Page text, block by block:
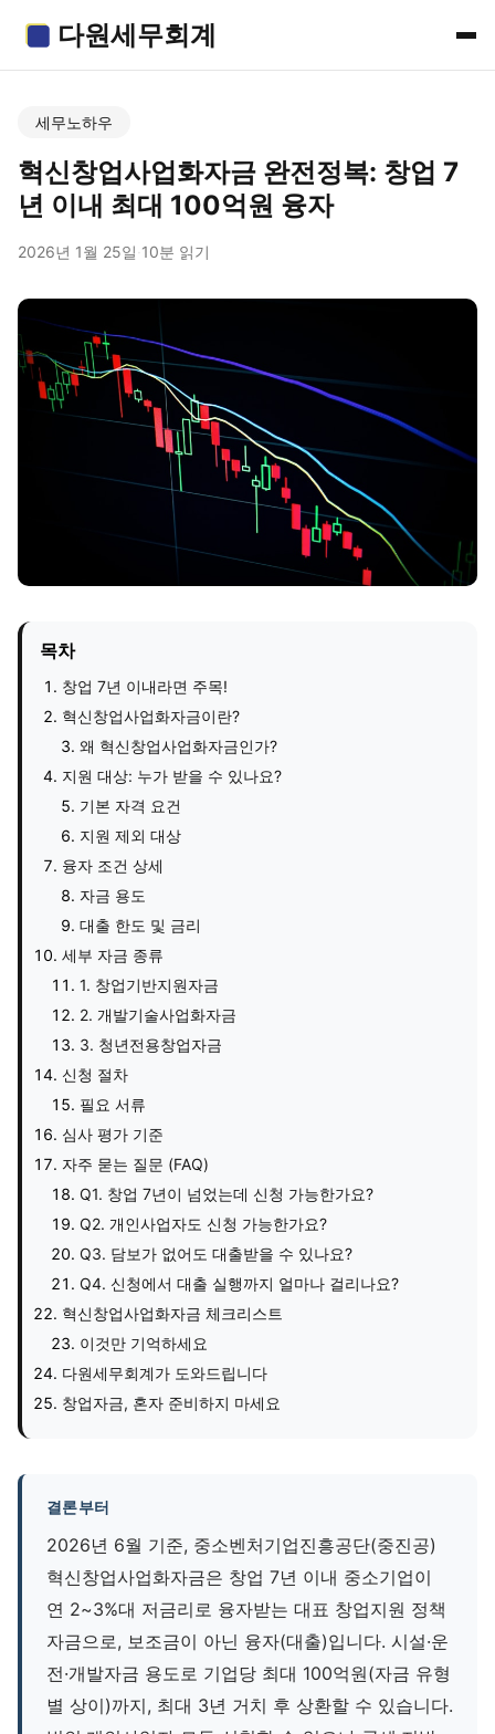
다원세무회계
세무노하우
혁신창업사업화자금 완전정복: 창업 7
년 이내 최대 100억원 융자
2026년 1월 25일 10분 읽기
목차
창업 7년 이내라면 주목!
혁신창업사업화자금이란?
왜 혁신창업사업화자금인가?
지원 대상: 누가 받을 수 있나요?
기본 자격 요건
지원 제외 대상
융자 조건 상세
자금 용도
대출 한도 및 금리
세부 자금 종류
1. 창업기반지원자금
2. 개발기술사업화자금
3. 청년전용창업자금
신청 절차
필요 서류
심사 평가 기준
자주 묻는 질문 (FAQ)
Q1. 창업 7년이 넘었는데 신청 가능한가요?
Q2. 개인사업자도 신청 가능한가요?
Q3. 담보가 없어도 대출받을 수 있나요?
Q4. 신청에서 대출 실행까지 얼마나 걸리나요?
혁신창업사업화자금 체크리스트
이것만 기억하세요
다원세무회계가 도와드립니다
창업자금, 혼자 준비하지 마세요
결론부터
2026년 6월 기준, 중소벤처기업진흥공단(중진공)
혁신창업사업화자금은 창업 7년 이내 중소기업이
연 2~3%대 저금리로 융자받는 대표 창업지원 정책
자금으로, 보조금이 아닌 융자(대출)입니다. 시설·운
전·개발자금 용도로 기업당 최대 100억원(자금 유형
별 상이)까지, 최대 3년 거치 후 상환할 수 있습니다.